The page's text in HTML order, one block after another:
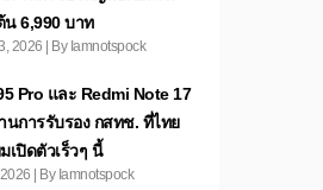
น 6,990 บาท
2026 | By Iamnotspock
Pro และ Redmi Note 17
นการรับรอง กสทช. ที่ไทย
เปิดตัวเร็วๆ นี้
| By Iamnotspock